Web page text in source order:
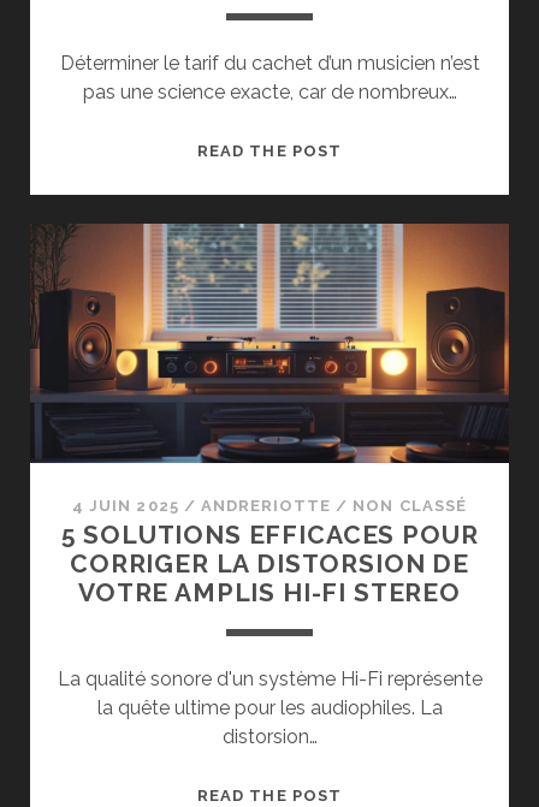
MUSICALES
Déterminer le tarif du cachet d’un musicien n’est
pas une science exacte, car de nombreux…
READ THE POST
TARIF
DU
CACHET
D’UN
MUSICIEN
?
4 JUIN 2025 / ANDRERIOTTE / NON CLASSÉ
5 SOLUTIONS EFFICACES POUR
CORRIGER LA DISTORSION DE
VOTRE AMPLIS HI-FI STEREO
La qualité sonore d'un système Hi-Fi représente
la quête ultime pour les audiophiles. La
distorsion…
READ THE POST